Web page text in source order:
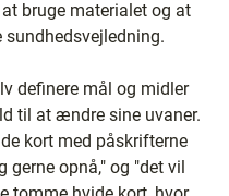
bruge materialet og at
sundhedsvejledning.
definere mål og midler
til at ændre sine uvaner.
kort med påskrifterne
gerne opnå," og "det vil